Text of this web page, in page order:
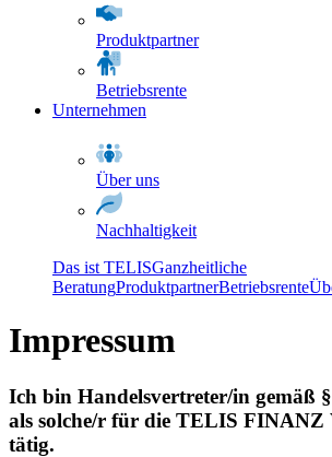
Produktpartner
Betriebsrente
Unternehmen
Über uns
Nachhaltigkeit
Das ist TELISGanzheitliche
BeratungProduktpartnerBetriebsrente
Impressum
Ich bin Handelsvertreter/in gemäß
als solche/r für die TELIS FINANZ
tätig.